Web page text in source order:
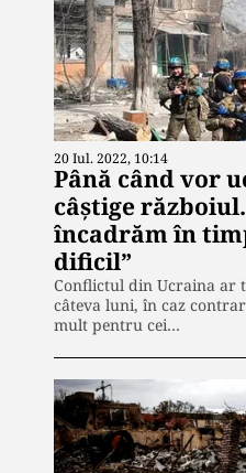
20 Iul. 2022, 10:14
Până când vor
câștige
încadrăm în
dificil”
Conflictul din Ucraina ar
câteva luni, în caz
mult pentru cei…